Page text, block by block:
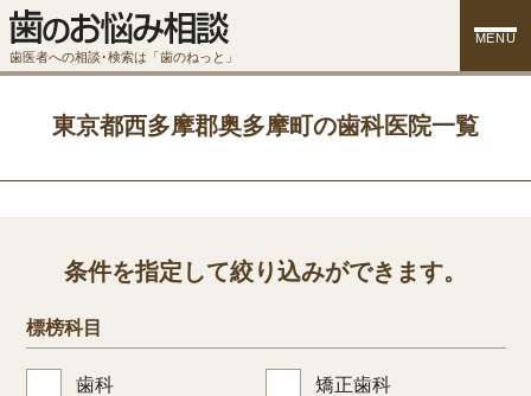
歯医者への相談･検索は「歯のねっと」
MENU
東京都西多摩郡奥多摩町の歯科医院一覧
条件を指定して絞り込みができます。
標榜科目
歯科 矯正歯科